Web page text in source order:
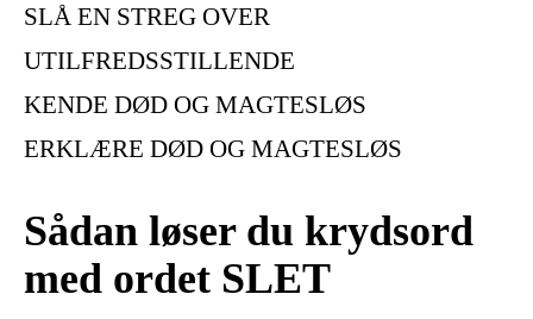
SLÅ EN STREG OVER
UTILFREDSSTILLENDE
KENDE DØD OG MAGTESLØS
ERKLÆRE DØD OG MAGTESLØS
Sådan løser du krydsord
med ordet SLET